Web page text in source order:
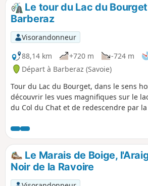
Le tour du Lac du
Barberaz
Visorandonneur
88,14 km
+720 m -724 m
Départ à Barberaz (Savoie)
Tour du Lac du Bourget, dans le sens
découvrir les vues magnifiques sur le
du Col du Chat et de redescendre par
départ de Barberaz permet de traverser
Chambéry et d'emprunter la très jolie
Possibilité d'un arrêt à mi-parcours
originale petite ville de Chanaz, le long
Savières, très fleurie en été, avec ses
Le Marais de Boige,
Noir de la Ravoire